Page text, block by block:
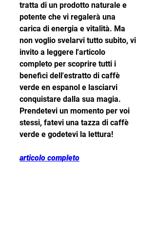
tratta di un prodotto naturale e
potente che vi regalerà una
carica di energia e vitalità. Ma
non voglio svelarvi tutto subito, vi
invito a leggere l'articolo
completo per scoprire tutti i
benefici dell'estratto di caffè
verde en espanol e lasciarvi
conquistare dalla sua magia.
Prendetevi un momento per voi
stessi, fatevi una tazza di caffè
verde e godetevi la lettura!
articolo completo